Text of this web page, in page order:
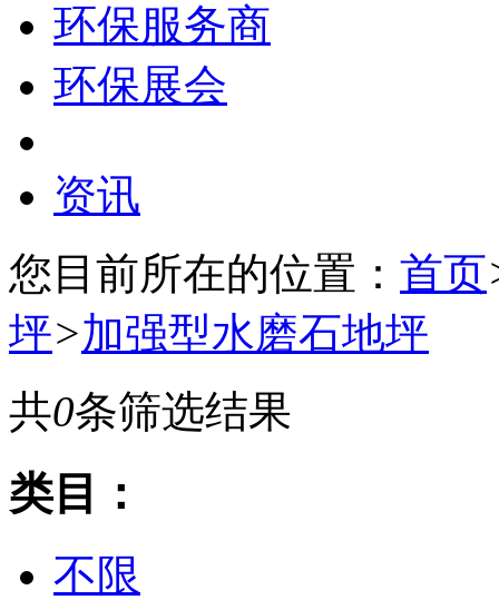
环保服务商
环保展会
资讯
您目前所在的位置： 首页
坪>加强型水磨石地坪
共0条筛选结果
类目：
不限